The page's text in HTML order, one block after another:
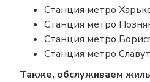
Станция метро
Станция метро
Станция метро
Станция метро
Также, обслуживаем